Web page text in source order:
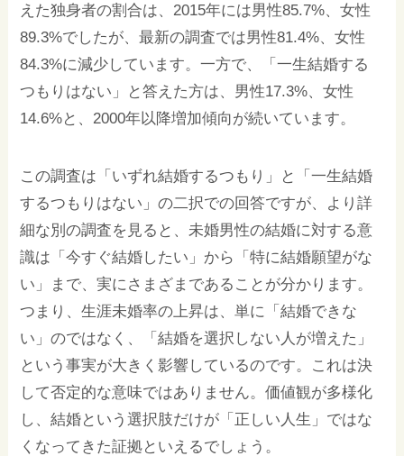
えた独身者の割合は、2015年には男性85.7%、女性
89.3%でしたが、最新の調査では男性81.4%、女性
84.3%に減少しています。一方で、「一生結婚する
つもりはない」と答えた方は、男性17.3%、女性
14.6%と、2000年以降増加傾向が続いています。
この調査は「いずれ結婚するつもり」と「一生結婚
するつもりはない」の二択での回答ですが、より詳
細な別の調査を見ると、未婚男性の結婚に対する意
識は「今すぐ結婚したい」から「特に結婚願望がな
い」まで、実にさまざまであることが分かります。
つまり、生涯未婚率の上昇は、単に「結婚できな
い」のではなく、「結婚を選択しない人が増えた」
という事実が大きく影響しているのです。これは決
して否定的な意味ではありません。価値観が多様化
し、結婚という選択肢だけが「正しい人生」ではな
くなってきた証拠といえるでしょう。